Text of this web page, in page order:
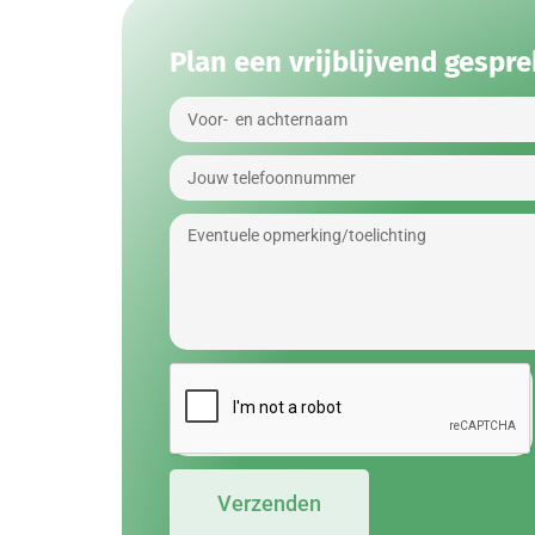
Plan een vrijblijvend
Verzenden